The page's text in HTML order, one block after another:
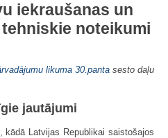
iekraušanas un
noteikumi
likuma 30.panta sesto daļu
jautājumi
kādā Latvijas Republikai saistošajos